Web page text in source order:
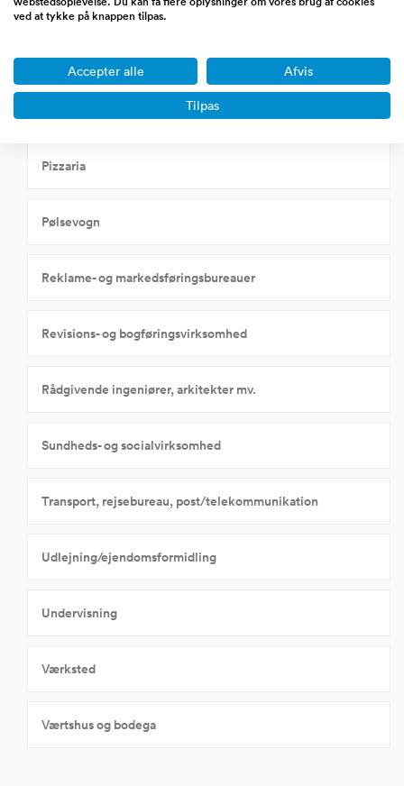
Hotel/restauration
Pizzaria
Pølsevogn
Reklame- og markedsføringsbureauer
Revisions- og bogføringsvirksomhed
Rådgivende ingeniører, arkitekter mv.
Sundheds- og socialvirksomhed
Transport, rejsebureau, post/telekommunikation
Udlejning/ejendomsformidling
Undervisning
Værksted
Værtshus og bodega
ved at tykke på knappen tilpas.
Accepter alle Afvis
Tilpas